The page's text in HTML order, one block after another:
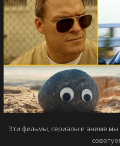
Эти фильмы, сериалы и аниме мы